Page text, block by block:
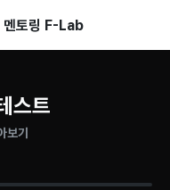
멘토링 F-Lab
스트
보기